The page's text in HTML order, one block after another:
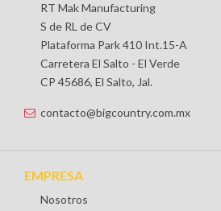
RT Mak Manufacturing
S de RL de CV
Plataforma Park 410 Int.15-A
Carretera El Salto - El Verde
CP 45686, El Salto, Jal.
contacto@bigcountry.com.mx
EMPRESA
Nosotros